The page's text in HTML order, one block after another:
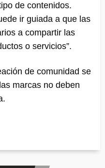
de contenidos.
ir guiada a que las
a compartir las
o servicios”.
de comunidad se
marcas no deben